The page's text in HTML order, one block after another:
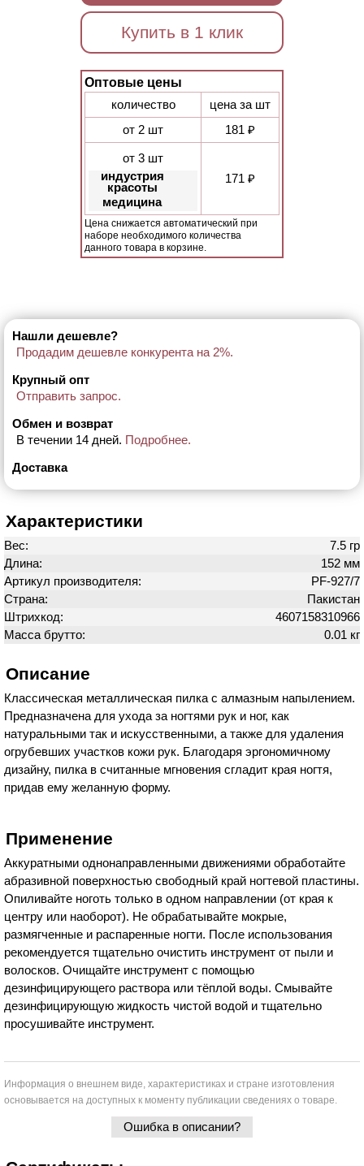
Купить в 1 клик
Оптовые цены
количество
цена за шт
от 2 шт
181 ₽
от 3 шт
индустрия
красоты
медицина
171 ₽
Цена снижается автоматический при
наборе необходимого количества
данного товара в корзине.
Нашли дешевле?
Продадим дешевле конкурента на 2%.
Крупный опт
Отправить запрос.
Обмен и возврат
В течении 14 дней. Подробнее.
Доставка
Характеристики
Вес:
7.5 гр
Длина:
152 мм
Артикул производителя:
PF-927/7
Страна:
Пакистан
Штрихкод:
4607158310966
Масса брутто:
0.01 кг
Описание
Классическая металлическая пилка с алмазным напылением.
Предназначена для ухода за ногтями рук и ног, как
натуральными так и искусственными, а также для удаления
огрубевших участков кожи рук. Благодаря эргономичному
дизайну, пилка в считанные мгновения сгладит края ногтя,
придав ему желанную форму.
Применение
Аккуратными однонаправленными движениями обработайте
абразивной поверхностью свободный край ногтевой пластины.
Опиливайте ноготь только в одном направлении (от края к
центру или наоборот). Не обрабатывайте мокрые,
размягченные и распаренные ногти. После использования
рекомендуется тщательно очистить инструмент от пыли и
волосков. Очищайте инструмент с помощью
дезинфицирующего раствора или тёплой воды. Смывайте
дезинфицирующую жидкость чистой водой и тщательно
просушивайте инструмент.
Информация о внешнем виде, характеристиках и стране изготовления
основывается на доступных к моменту публикации сведениях о товаре.
Ошибка в описании?